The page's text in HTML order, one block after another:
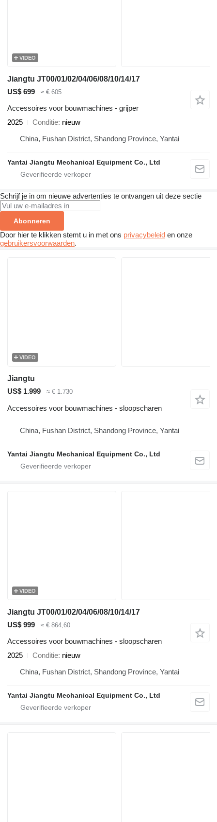
VIDEO
Jiangtu JT00/01/02/04/06/08/10/14/17
US$ 699
≈ € 605
Accessoires voor bouwmachines - grijper
2025
Conditie nieuw
China, Fushan District, Shandong Province, Yantai
Yantai Jiangtu Mechanical Equipment Co., Ltd
Schrijf je in om nieuwe advertenties te ontvangen uit deze sectie
Abonneren
Door hier te klikken stemt u in met ons privacybeleid en onze
gebruikersvoorwaarden.
VIDEO
Jiangtu
US$ 1.999
≈ € 1.730
Accessoires voor bouwmachines - sloopscharen
China, Fushan District, Shandong Province, Yantai
Yantai Jiangtu Mechanical Equipment Co., Ltd
VIDEO
Jiangtu JT00/01/02/04/06/08/10/14/17
US$ 999
≈ € 864,60
Accessoires voor bouwmachines - sloopscharen
2025
Conditie nieuw
China, Fushan District, Shandong Province, Yantai
Yantai Jiangtu Mechanical Equipment Co., Ltd